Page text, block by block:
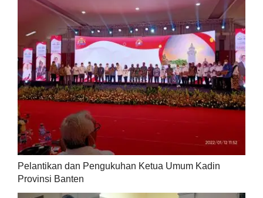
Pelantikan dan Pengukuhan Ketua Umum Kadin
Provinsi Banten